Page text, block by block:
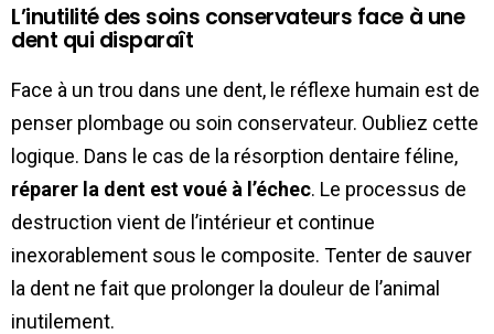
L’inutilité des soins conservateurs face à une
dent qui disparaît
Face à un trou dans une dent, le réflexe humain est de
penser plombage ou soin conservateur. Oubliez cette
logique. Dans le cas de la résorption dentaire féline,
réparer la dent est voué à l’échec. Le processus de
destruction vient de l’intérieur et continue
inexorablement sous le composite. Tenter de sauver
la dent ne fait que prolonger la douleur de l’animal
inutilement.